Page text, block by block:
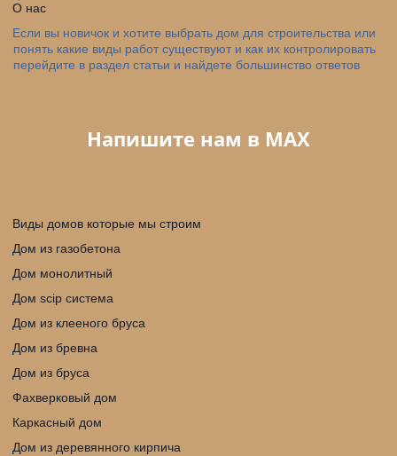
О нас
Если вы новичок и хотите выбрать дом для строительства или
понять какие виды работ существуют и как их контролировать
перейдите в раздел статьи и найдете большинство ответов
Напишите нам в МАX
Виды домов которые мы строим
Дом из газобетона
Дом монолитный
Дом scip cистема
Дом из клееного бруса
Дом из бревна
Дом из бруса
Фахверковый дом
Каркасный дом
Дом из деревянного кирпича